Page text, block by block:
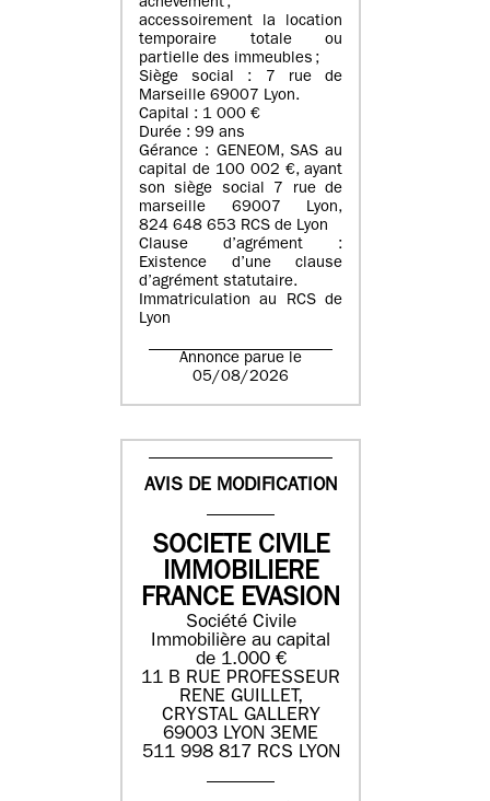
achèvement ;
accessoirement la location
temporaire totale ou
partielle des immeubles ;
Siège social : 7 rue de
Marseille 69007 Lyon.
Capital : 1 000 €
Durée : 99 ans
Gérance : GENEOM, SAS au
capital de 100 002 €, ayant
son siège social 7 rue de
marseille 69007 Lyon,
824 648 653 RCS de Lyon
Clause d’agrément :
Existence d’une clause
d’agrément statutaire.
Immatriculation au RCS de
Lyon
Annonce parue le
05/08/2026
AVIS DE MODIFICATION
SOCIETE CIVILE
IMMOBILIERE
FRANCE EVASION
Société Civile
Immobilière au capital
de 1.000 €
11 B RUE PROFESSEUR
RENE GUILLET,
CRYSTAL GALLERY
69003 LYON 3EME
511 998 817 RCS LYON